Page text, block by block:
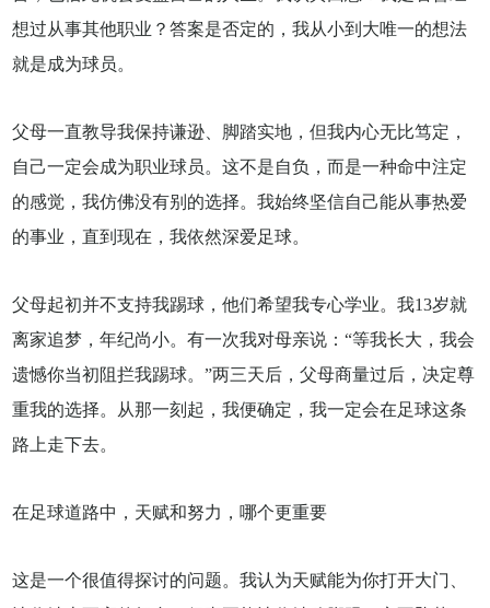
想过从事其他职业？答案是否定的，我从小到大唯一的想法
就是成为球员。
父母一直教导我保持谦逊、脚踏实地，但我内心无比笃定，
自己一定会成为职业球员。这不是自负，而是一种命中注定
的感觉，我仿佛没有别的选择。我始终坚信自己能从事热爱
的事业，直到现在，我依然深爱足球。
父母起初并不支持我踢球，他们希望我专心学业。我13岁就
离家追梦，年纪尚小。有一次我对母亲说：“等我长大，我会
遗憾你当初阻拦我踢球。”两三天后，父母商量过后，决定尊
重我的选择。从那一刻起，我便确定，我一定会在足球这条
路上走下去。
在足球道路中，天赋和努力，哪个更重要
这是一个很值得探讨的问题。我认为天赋能为你打开大门、